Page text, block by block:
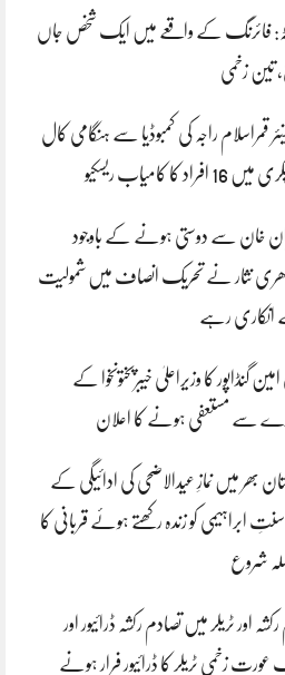
فائرنگ کے واقعے میں ایک شخص جاں
تین زخمی
قمراسلام راجہ کی کمبوڈیا سے ہنگامی کال
16 افراد کا کامیاب ریسکیو
خان سے دوستی ہونے کے باوجود
نثار نے تحریک انصاف میں شمولیت
انکاری رہے
گنڈاپور کا وزیراعلیٰ خیبرپختونخوا کے
سے مستعفی ہونے کا اعلان
بھر میں نمازِ عیدالاضحی کی ادائیگی کے
سنتِ ابراہیمی کو زندہ رکھتے ہوئے قربانی کا
شروع
رکشہ اور ٹریلر میں تصادم رکشہ ڈرائیور اور
عورت زخمی ٹریلر کا ڈرائیور فرار ہونے